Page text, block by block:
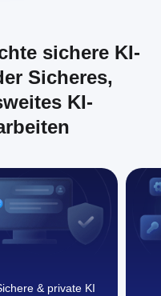
sichere KI-
Sicheres,
KI-
& private KI